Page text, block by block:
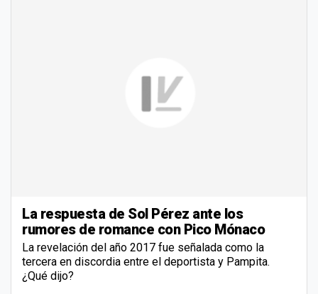
La respuesta de Sol Pérez ante los
rumores de romance con Pico Mónaco
La revelación del año 2017 fue señalada como la
tercera en discordia entre el deportista y Pampita.
¿Qué dijo?